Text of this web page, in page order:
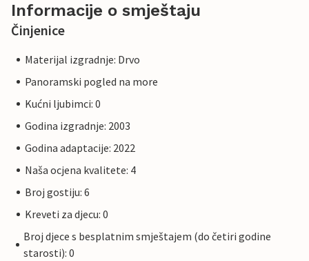
Informacije o smještaju
Činjenice
Materijal izgradnje: Drvo
Panoramski pogled na more
Kućni ljubimci: 0
Godina izgradnje: 2003
Godina adaptacije: 2022
Naša ocjena kvalitete: 4
Broj gostiju: 6
Kreveti za djecu: 0
Broj djece s besplatnim smještajem (do četiri godine
starosti): 0